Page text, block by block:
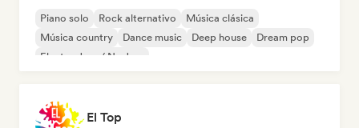
Piano solo Rock alternativo
Música clásica
Música country
Dance music Deep house
Dream pop
Electro Jazz / Nu Jazz
El Top